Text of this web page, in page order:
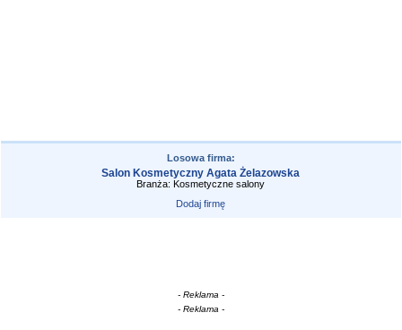
Losowa firma:
Salon Kosmetyczny Agata Żelazowska
Branża: Kosmetyczne salony
Dodaj firmę
- Reklama -
- Reklama -